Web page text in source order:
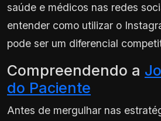
saúde e médicos nas redes
entender como utilizar o
pode ser um diferencial
Compreendendo a
do Paciente
Antes de mergulhar nas